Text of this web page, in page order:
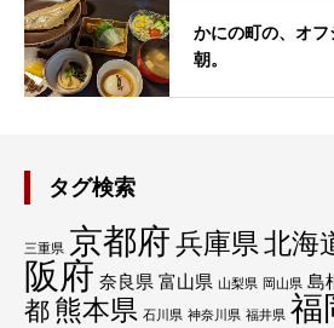
かにの町の、オ
朝。
タグ検索
三重県 京都府兵庫県北海
阪府 奈良県 富山県 山梨県 岡山県 島
都 熊本県 石川県 神奈川県 福井県 福